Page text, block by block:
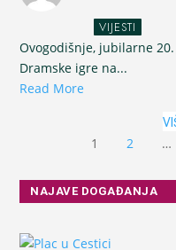
VIJESTI
Ovogodišnje, jubilarne 20.
Dramske igre na...
Read More
1 2 …
NAJAVE DOGAĐANJA